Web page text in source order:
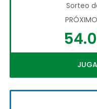
Sorteo